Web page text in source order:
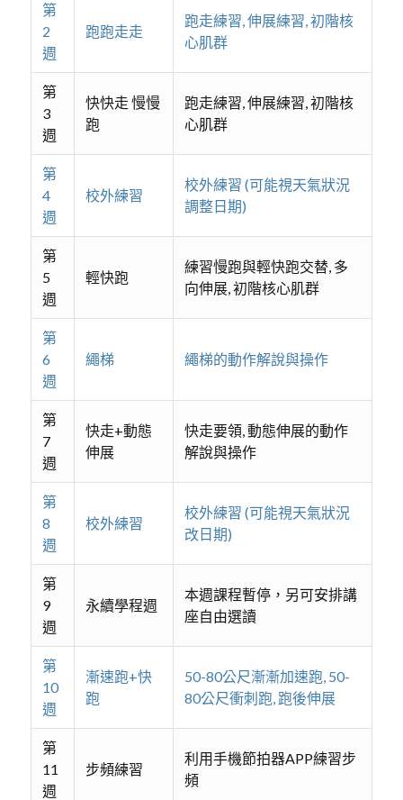
第
2
週
跑跑走走
跑走練習, 伸展練習, 初階核
心肌群
第
3
週
快快走 慢慢
跑
跑走練習, 伸展練習, 初階核
心肌群
第
4
週
校外練習
校外練習 (可能視天氣狀況
調整日期)
第
5
週
輕快跑
練習慢跑與輕快跑交替, 多
向伸展, 初階核心肌群
第
6
週
繩梯 繩梯的動作解說與操作
第
7
週
快走+動態
伸展
快走要領, 動態伸展的動作
解說與操作
第
8
週
校外練習
校外練習 (可能視天氣狀況
改日期)
第
9
週
永續學程週
本週課程暫停，另可安排講
座自由選讀
第
10
週
漸速跑+快
跑
50-80公尺漸漸加速跑, 50-
80公尺衝刺跑, 跑後伸展
第
11
週
步頻練習
利用手機節拍器APP練習步
頻